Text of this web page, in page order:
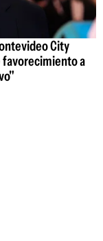
City
favorecimiento a